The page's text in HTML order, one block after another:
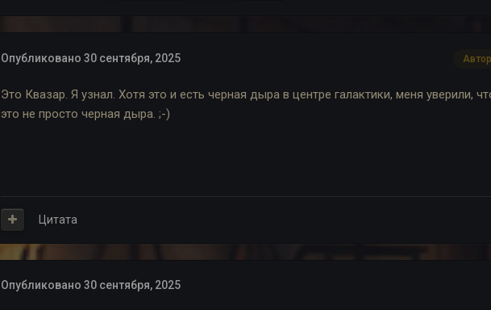
Автор
Опубликовано 30 сентября, 2025
Это Квазар. Я узнал. Хотя это и есть черная дыра в центре галактики, меня уверили,
это не просто черная дыра. ;-)
Цитата
Опубликовано 30 сентября, 2025